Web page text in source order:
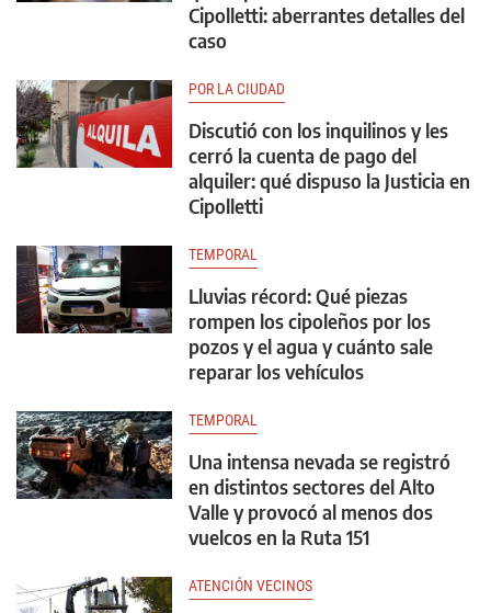
Cipolletti: aberrantes detalles del
caso
POR LA CIUDAD
Discutió con los inquilinos y les
cerró la cuenta de pago del
alquiler: qué dispuso la Justicia en
Cipolletti
TEMPORAL
Lluvias récord: Qué piezas
rompen los cipoleños por los
pozos y el agua y cuánto sale
reparar los vehículos
TEMPORAL
Una intensa nevada se registró
en distintos sectores del Alto
Valle y provocó al menos dos
vuelcos en la Ruta 151
ATENCIÓN VECINOS